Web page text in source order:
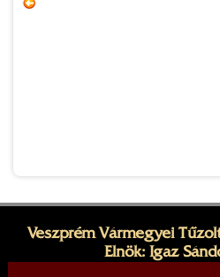
Veszprém Vármegyei
Elnök: Igaz